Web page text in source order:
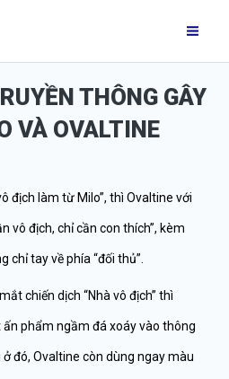
THÔNG GÂY
VÀ OVALTINE
địch làm từ Milo”, thì Ovaltine với
vô địch, chỉ cần con thích”, kèm
chỉ tay về phía “đối thủ”.
chiến dịch “Nhà vô địch” thì
phẩm ngầm đá xoáy vào thông
đó, Ovaltine còn dùng ngay màu